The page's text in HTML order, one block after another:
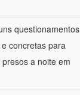
questionamentos
concretas para
a noite em